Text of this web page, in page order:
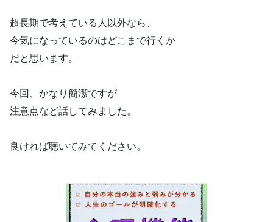
超長期で考えている人以外なら、
今気になっているのはどこまで行くか
だと思います。
今回、かなり簡潔ですが
注意点など話してみました。
良ければ聴いてみてください。